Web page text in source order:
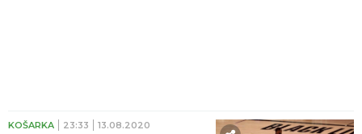
KOŠARKA 23:33 13.08.2020